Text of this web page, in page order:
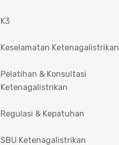
K3
Keselamatan Ketenagalistrikan
Pelatihan & Konsultasi
Ketenagalistrikan
Regulasi & Kepatuhan
SBU Ketenagalistrikan